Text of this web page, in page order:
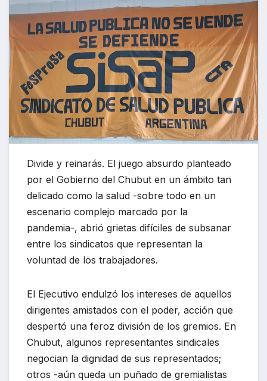
Divide y reinarás. El juego absurdo planteado
por el Gobierno del Chubut en un ámbito tan
delicado como la salud -sobre todo en un
escenario complejo marcado por la
pandemia-, abrió grietas difíciles de subsanar
entre los sindicatos que representan la
voluntad de los trabajadores.
El Ejecutivo endulzó los intereses de aquellos
dirigentes amistados con el poder, acción que
despertó una feroz división de los gremios. En
Chubut, algunos representantes sindicales
negocian la dignidad de sus representados;
otros -aún queda un puñado de gremialistas